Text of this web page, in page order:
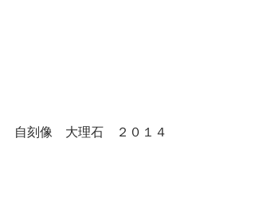
自刻像　大理石　２０１４